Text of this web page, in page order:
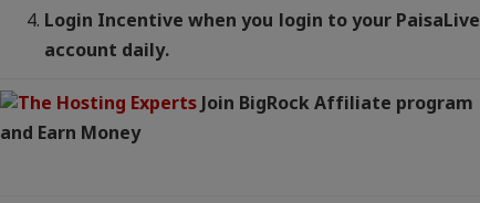
Login Incentive when you login to your PaisaLive
account daily.
Join BigRock Affiliate program
and Earn Money